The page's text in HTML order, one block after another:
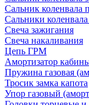
Сальник коленвала
Сальники
Свеча зажигания
Свеча накаливания
Цепь ГРМ
Амортизатор
Пружина газовая
Тросик замка капота
Упор газовый